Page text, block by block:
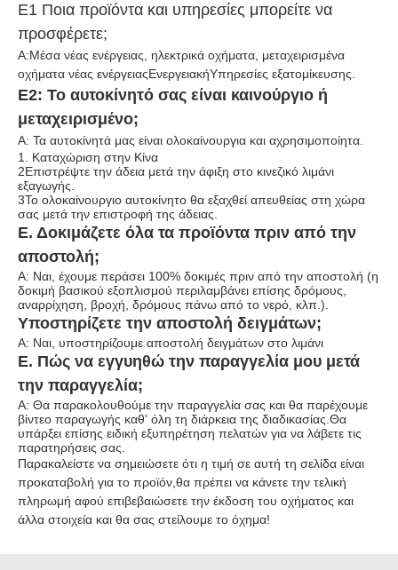
Ε1 Ποια προϊόντα και υπηρεσίες μπορείτε να
προσφέρετε;
Α:Μέσα νέας ενέργειας, ηλεκτρικά οχήματα, μεταχειρισμένα
οχήματα νέας ενέργειαςΕνεργειακήΥπηρεσίες εξατομίκευσης.
Ε2: Το αυτοκίνητό σας είναι καινούργιο ή
μεταχειρισμένο;
Α: Τα αυτοκίνητά μας είναι ολοκαίνουργια και αχρησιμοποίητα.
1. Καταχώριση στην Κίνα
2Επιστρέψτε την άδεια μετά την άφιξη στο κινεζικό λιμάνι
εξαγωγής.
3Το ολοκαίνουργιο αυτοκίνητο θα εξαχθεί απευθείας στη χώρα
σας μετά την επιστροφή της άδειας.
Ε. Δοκιμάζετε όλα τα προϊόντα πριν από την
αποστολή;
Α: Ναι, έχουμε περάσει 100% δοκιμές πριν από την αποστολή (η
δοκιμή βασικού εξοπλισμού περιλαμβάνει επίσης δρόμους,
αναρρίχηση, βροχή, δρόμους πάνω από το νερό, κλπ.).
Υποστηρίζετε την αποστολή δειγμάτων;
Α: Ναι, υποστηρίζουμε αποστολή δειγμάτων στο λιμάνι
Ε. Πώς να εγγυηθώ την παραγγελία μου μετά
την παραγγελία;
Α: Θα παρακολουθούμε την παραγγελία σας και θα παρέχουμε
βίντεο παραγωγής καθ' όλη τη διάρκεια της διαδικασίας.Θα
υπάρξει επίσης ειδική εξυπηρέτηση πελατών για να λάβετε τις
παρατηρήσεις σας.
Παρακαλείστε να σημειώσετε ότι η τιμή σε αυτή τη σελίδα είναι
προκαταβολή για το προϊόν,θα πρέπει να κάνετε την τελική
πληρωμή αφού επιβεβαιώσετε την έκδοση του οχήματος και
άλλα στοιχεία και θα σας στείλουμε το όχημα!